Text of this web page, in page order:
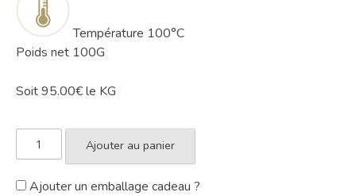
Température 100°C
Poids net 100G
Soit 95.00€ le KG
Ajouter au panier
Ajouter un emballage cadeau ?